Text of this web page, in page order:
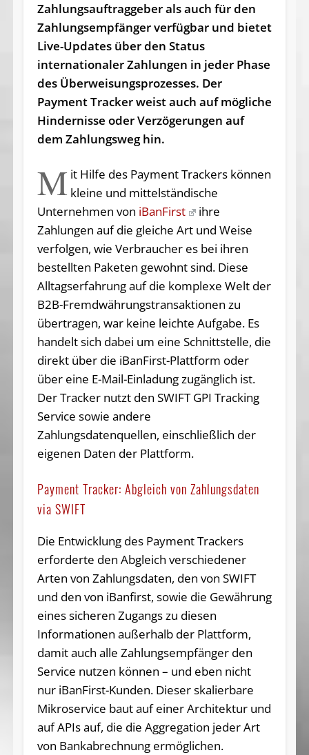
Zahlungsauftraggeber als auch für den
Zahlungsempfänger verfügbar und bietet
Live-Updates über den Status
internationaler Zahlungen in jeder Phase
des Überweisungsprozesses. Der
Payment Tracker weist auch auf mögliche
Hindernisse oder Verzögerungen auf
dem Zahlungsweg hin.
M it Hilfe des Payment Trackers können
kleine und mittelständische
Unternehmen von iBanFirst
ihre
Zahlungen auf die gleiche Art und Weise
verfolgen, wie Verbraucher es bei ihren
bestellten Paketen gewohnt sind. Diese
Alltagserfahrung auf die komplexe Welt der
B2B-Fremdwährungstransaktionen zu
übertragen, war keine leichte Aufgabe. Es
handelt sich dabei um eine Schnittstelle, die
direkt über die iBanFirst-Plattform oder
über eine E-Mail-Einladung zugänglich ist.
Der Tracker nutzt den SWIFT GPI Tracking
Service sowie andere
Zahlungsdatenquellen, einschließlich der
eigenen Daten der Plattform.
Payment Tracker: Abgleich von Zahlungsdaten
via SWIFT
Die Entwicklung des Payment Trackers
erforderte den Abgleich verschiedener
Arten von Zahlungsdaten, den von SWIFT
und den von iBanfirst, sowie die Gewährung
eines sicheren Zugangs zu diesen
Informationen außerhalb der Plattform,
damit auch alle Zahlungsempfänger den
Service nutzen können – und eben nicht
nur iBanFirst-Kunden. Dieser skalierbare
Mikroservice baut auf einer Architektur und
auf APIs auf, die die Aggregation jeder Art
von Bankabrechnung ermöglichen.